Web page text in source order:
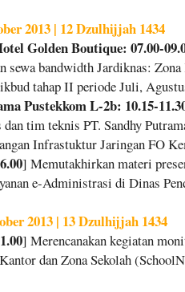
2013 | 12 Dzulhijjah 1434
Golden Boutique: 07.00-
sewa bandwidth Jardiknas:
tahap II periode Juli,
Pustekkom L-2b: 10.15-
dan tim teknis PT. Sandhy
Infrastuktur Jaringan FO
] Memutakhirkan materi
e-Administrasi di Dinas
2013 | 13 Dzulhijjah 1434
] Merencanakan kegiatan
dan Zona Sekolah